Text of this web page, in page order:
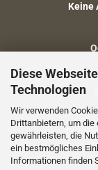
Diese
Technologien
Wir verwenden
Drittanbietern, um
gewährleisten, die
ein bestmögliches
Informationen finden
Keine
Fragen zu